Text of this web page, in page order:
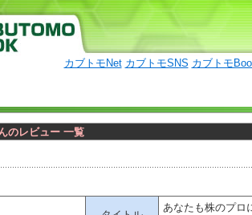
カブトモNet カブトモSNS カブトモ
のレビュー 一覧
あなたも株のプロ